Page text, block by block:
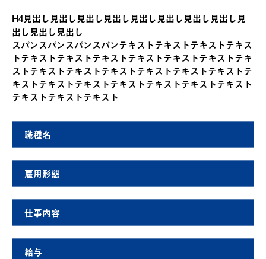
H4見出し見出し見出し見出し見出し見出し見出し見出し見
出し見出し見出し
スパンスパンスパンスパンテキストテキストテキストテキス
トテキストテキストテキストテキストテキストテキストテキ
ストテキストテキストテキストテキストテキストテキストテ
キストテキストテキストテキストテキストテキストテキスト
テキストテキストテキスト
職種名
雇用形態
仕事内容
給与